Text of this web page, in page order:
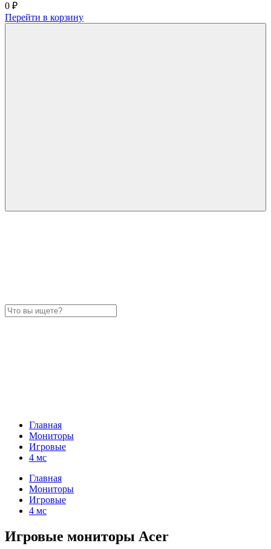
0 ₽
Перейти в корзину
Главная
Мониторы
Игровые
4 мс
Главная
Мониторы
Игровые
4 мс
Игровые мониторы Acer